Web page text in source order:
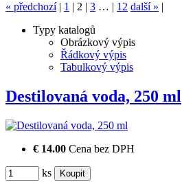
« předchozí 1 2 3 … 12 další »
Typy katalogů
Obrázkový výpis
Řádkový výpis
Tabulkový výpis
Destilovaná voda, 250 ml
€ 14.00 Cena bez DPH
ks